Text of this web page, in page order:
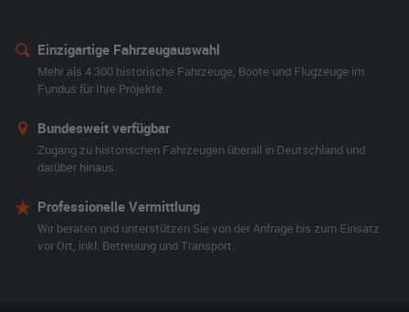
Einzigartige Fahrzeugauswahl
Mehr als 4.300 historische Fahrzeuge, Boote und Flugzeuge im
Fundus für Ihre Projekte.
Bundesweit verfügbar
Zugang zu historischen Fahrzeugen überall in Deutschland und
darüber hinaus.
Professionelle Vermittlung
Wir beraten und unterstützen Sie von der Anfrage bis zum Einsatz
vor Ort, inkl. Betreuung und Transport.